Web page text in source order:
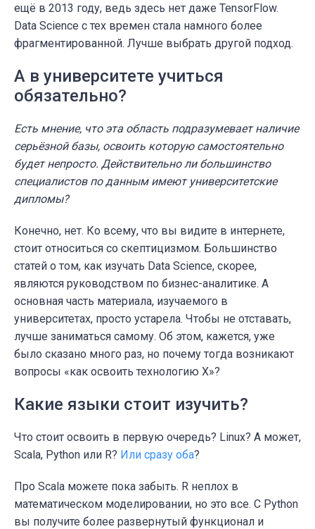
ещё в 2013 году, ведь здесь нет даже TensorFlow.
Data Science с тех времен стала намного более
фрагментированной. Лучше выбрать другой подход.
А в университете учиться
обязательно?
Есть мнение, что эта область подразумевает наличие
серьёзной базы, освоить которую самостоятельно
будет непросто. Действительно ли большинство
специалистов по данным имеют университетские
дипломы?
Конечно, нет. Ко всему, что вы видите в интернете,
стоит относиться со скептицизмом. Большинство
статей о том, как изучать Data Science, скорее,
являются руководством по бизнес-аналитике. А
основная часть материала, изучаемого в
университетах, просто устарела. Чтобы не отставать,
лучше заниматься самому. Об этом, кажется, уже
было сказано много раз, но почему тогда возникают
вопросы «как освоить технологию X»?
Какие языки стоит изучить?
Что стоит освоить в первую очередь? Linux? А может,
Scala, Python или R? Или сразу оба?
Про Scala можете пока забыть. R неплох в
математическом моделировании, но это все. С Python
вы получите более развернутый функционал и